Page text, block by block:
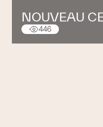
NOUVEAU
446